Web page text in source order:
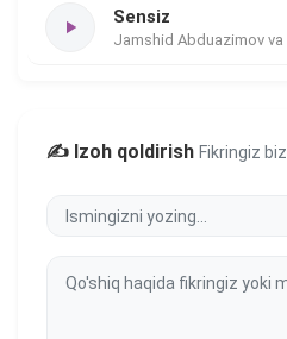
Sensiz
Jamshid Abduazimov va
✍️ Izoh qoldirish Fikringiz